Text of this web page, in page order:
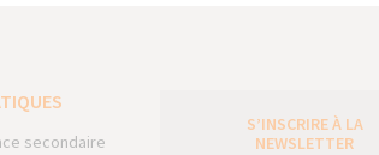
secondaire
S’INSCRIRE À LA
NEWSLETTER